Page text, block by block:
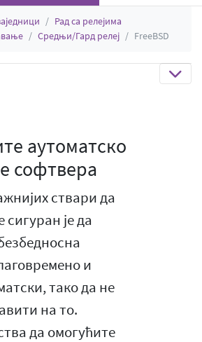
Рад са релејима
Средњи/Гард релеј FreeBSD
аутоматско
софтвера
ствари да
сигуран је да
и
тако да не
на то.
да омогућите